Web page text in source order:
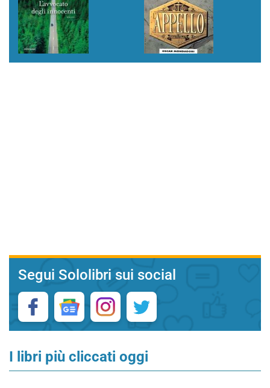
Segui Sololibri sui social
I libri più cliccati oggi